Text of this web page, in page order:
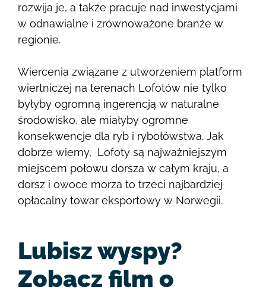
rozwija je, a także pracuje nad inwestycjami
w odnawialne i zrównoważone branże w
regionie.
Wiercenia związane z utworzeniem platform
wiertniczej na terenach Lofotów nie tylko
byłyby ogromną ingerencją w naturalne
środowisko, ale miałyby ogromne
konsekwencje dla ryb i rybołówstwa. Jak
dobrze wiemy, Lofoty są najważniejszym
miejscem połowu dorsza w całym kraju, a
dorsz i owoce morza to trzeci najbardziej
opłacalny towar eksportowy w Norwegii.
Lubisz wyspy?
Zobacz film o